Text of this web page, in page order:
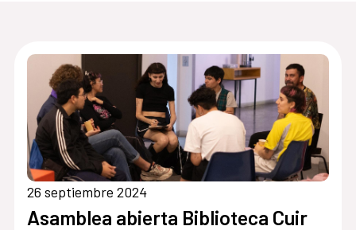
26 septiembre 2024
Asamblea abierta Biblioteca Cuir